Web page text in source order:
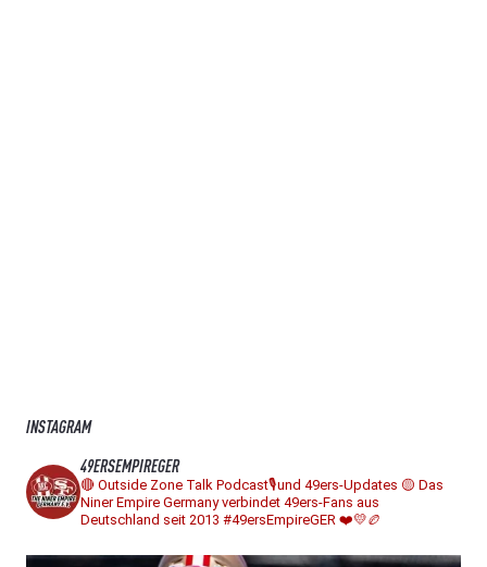
INSTAGRAM
49ERSEMPIREGER
🔴 Outside Zone Talk Podcast🎙️und 49ers-Updates 🟡 Das
Niner Empire Germany verbindet 49ers-Fans aus
Deutschland seit 2013 #49ersEmpireGER ❤️💛🏉